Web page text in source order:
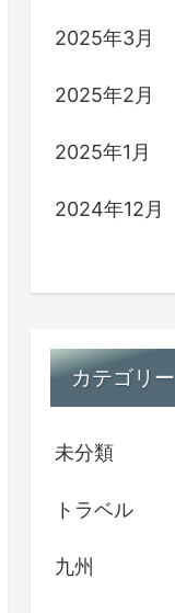
2025年3月
2025年2月
2025年1月
2024年12月
カテゴリー
未分類
トラベル
九州